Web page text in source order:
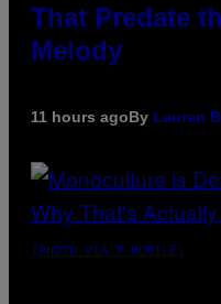
That Predate
Melody
11 hours agoBy Lauren
(PHOTO VIA T-MOBILE)